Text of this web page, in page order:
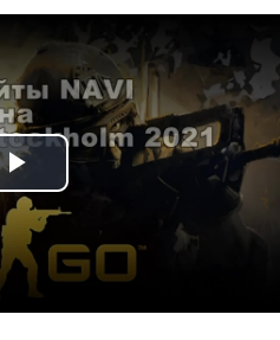
Play Video